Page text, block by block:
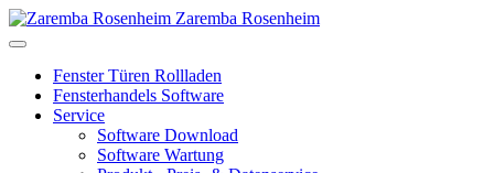
Zaremba Rosenheim
Fenster Türen Rollladen
Fensterhandels Software
Service
Software Download
Software Wartung